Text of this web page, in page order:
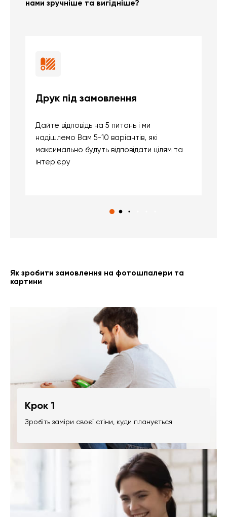
нами зручніше та вигідніше?
Друк під замовлення
Дайте відповідь на 5 питань і ми
надішлемо Вам 5-10 варіантів, які
максимально будуть відповідати цілям та
інтер'єру
Як зробити замовлення на фотошпалери та
картини
Крок 1
Зробіть заміри своєї стіни, куди планується